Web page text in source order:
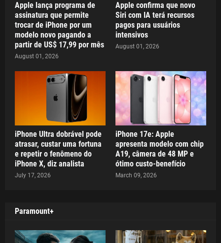
Apple lança programa de
assinatura que permite
trocar de iPhone por um
modelo novo pagando a
partir de US$ 17,99 por mês
August 01, 2026
Apple confirma que novo
Siri com IA terá recursos
pagos para usuários
intensivos
August 01, 2026
iPhone Ultra dobrável pode
atrasar, custar uma fortuna
e repetir o fenômeno do
iPhone X, diz analista
July 17, 2026
iPhone 17e: Apple
apresenta modelo com chip
A19, câmera de 48 MP e
ótimo custo-benefício
March 09, 2026
Paramount+